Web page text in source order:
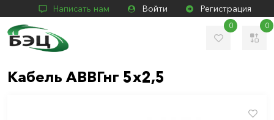
Написать нам Войти Регистрация
0 0
Кабель АВВГнг 5х2,5